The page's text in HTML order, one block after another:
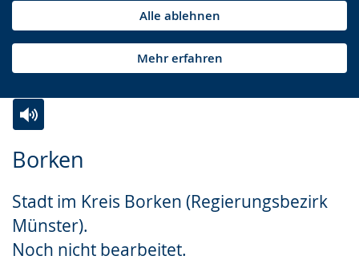
Alle ablehnen
Mehr erfahren
Borken
Stadt im Kreis Borken (Regierungsbezirk
Münster).
Noch nicht bearbeitet.
Leichten
wechseln.
Audio-
Video
Deutscher
Gebärdensprache
wird